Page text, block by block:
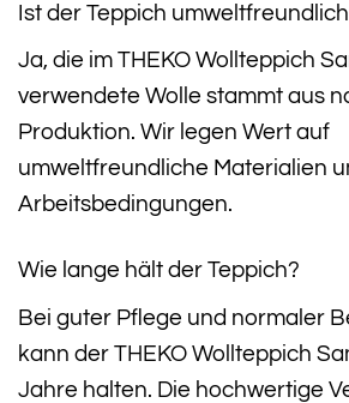
Ist der Teppich
Ja, die im THEKO Wollteppich
verwendete Wolle stammt aus
Produktion. Wir legen Wert auf
umweltfreundliche Materialien
Arbeitsbedingungen.
Wie lange hält der Teppich?
Bei guter Pflege und normaler
kann der THEKO Wollteppich
Jahre halten. Die hochwertige